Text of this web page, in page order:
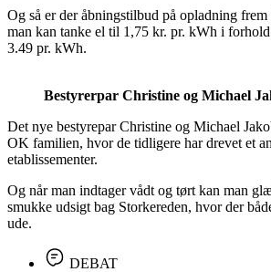
Og så er der åbningstilbud på opladning
man kan tanke el til 1,75 kr. pr. kWh i
3.49 pr. kWh.
Bestyrerpar Christine og Michael
Det nye bestyrepar Christine og Michael
OK familien, hvor de tidligere har drevet et
etablissementer.
Og når man indtager vådt og tørt kan man
smukke udsigt bag Storkereden, hvor der
ude.
DEBAT